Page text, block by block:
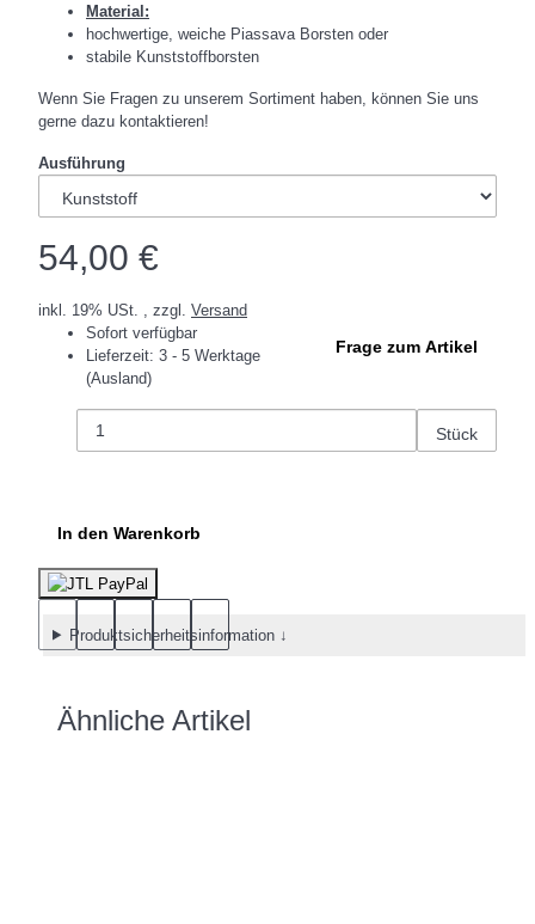
Material:
hochwertige, weiche Piassava Borsten oder
stabile Kunststoffborsten
Wenn Sie Fragen zu unserem Sortiment haben, können Sie uns
gerne dazu kontaktieren!
Ausführung
54,00 €
inkl. 19% USt. , zzgl. Versand
Sofort verfügbar
Lieferzeit: 3 - 5 Werktage
(Ausland)
Frage zum Artikel
Stück
In den Warenkorb
Produktsicherheitsinformation ↓
Ähnliche Artikel